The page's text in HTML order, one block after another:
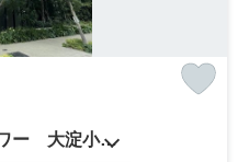
グランドメゾン新梅田タワー 大淀小学校区